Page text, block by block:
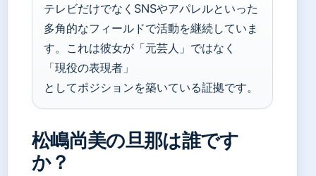
テレビだけでなくSNSやアパレルといった
多角的なフィールドで活動を継続していま
す。これは彼女が「元芸人」ではなく
「現役の表現者」
としてポジションを築いている証拠です。
松嶋尚美の旦那は誰です
か？